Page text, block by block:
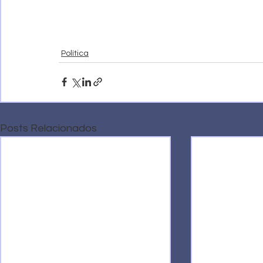
Política
Posts Relacionados